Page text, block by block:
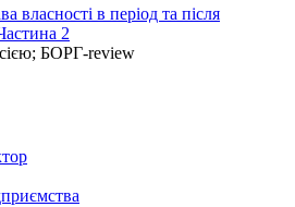
власності в період та після
2
БОРГ-review